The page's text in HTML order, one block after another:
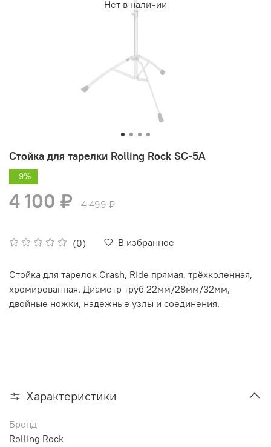
Нет в наличии
Стойка для тарелки Rolling Rock SC-5A
(0) В избранное
-9%
4 100 ₽ 4 499 ₽
Стойка для тарелок Crash, Ride прямая, трёхколенная,
хромированная. Диаметр труб 22мм/28мм/32мм,
двойные ножки, надежные узлы и соединения.
Характеристики
Бренд
Rolling Rock